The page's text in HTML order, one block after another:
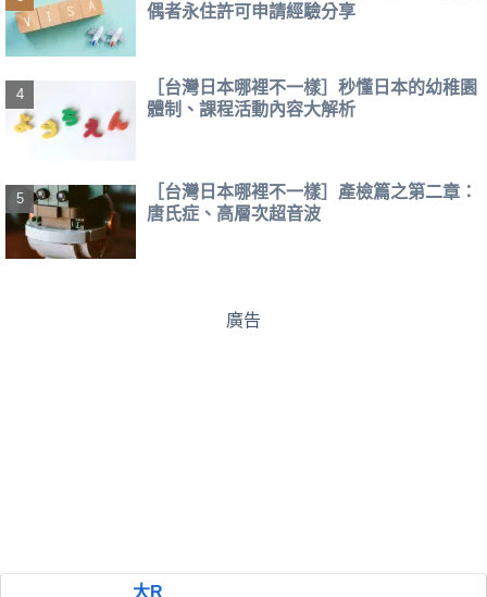
偶者永住許可申請經驗分享
［台灣日本哪裡不一樣］秒懂日本的幼稚園
體制、課程活動內容大解析
［台灣日本哪裡不一樣］產檢篇之第二章：
唐氏症、高層次超音波
廣告
大R